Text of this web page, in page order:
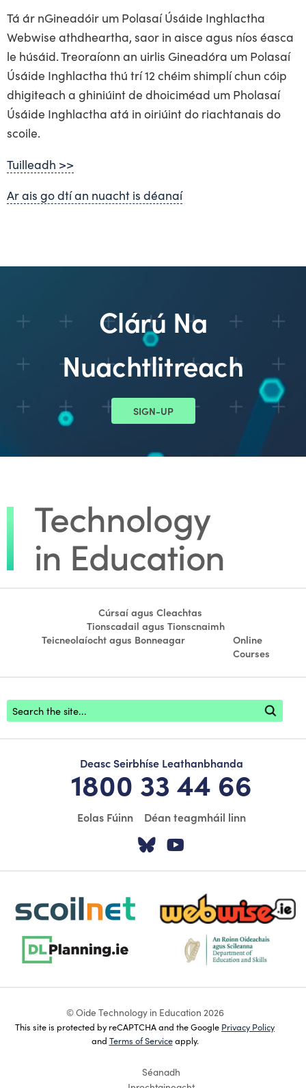
Tá ár nGineadóir um Polasaí Úsáide Inghlactha
Webwise athdheartha, saor in aisce agus níos éasca
le húsáid. Treoraíonn an uirlis Gineadóra um Polasaí
Úsáide Inghlactha thú trí 12 chéim shimplí chun cóip
dhigiteach a ghiniúint de dhoiciméad um Pholasaí
Úsáide Inghlactha atá in oiriúint do riachtanais do
scoile.
Tuilleadh >>
Ar ais go dtí an nuacht is déanaí
Clárú Na
Nuachtlitreach
SIGN-UP
Cúrsaí agus Cleachtas
Tionscadail agus Tionscnaimh
Teicneolaíocht agus Bonneagar
Online
Courses
Footer search
Deasc Seirbhíse Leathanbhanda
1800 33 44 66
Eolas Fúinn Déan teagmháil linn
Tabhair cuairt ar
scoilnet-footer-logo3 webwise-logo-sticky
dlplanning-footer-logo-5 dept-education-footer-
© Oide Technology in Education 2026
This site is protected by reCAPTCHA and the Google Privacy Policy
and Terms of Serviceapply.
Séanadh